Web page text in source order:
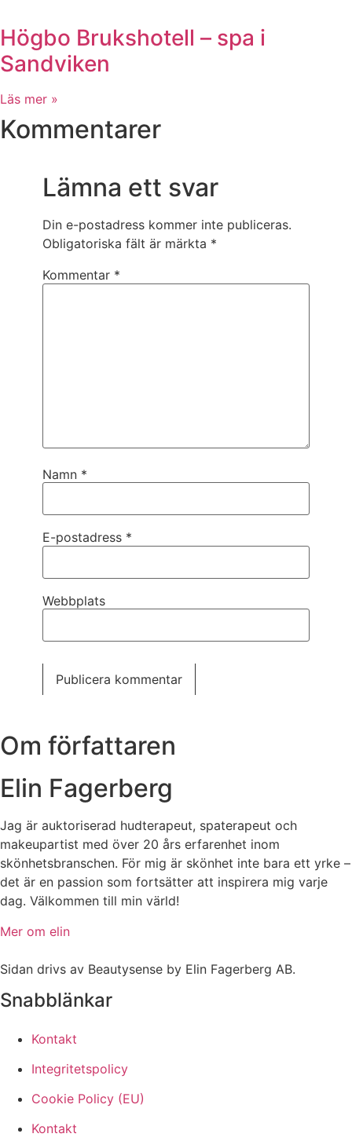
Högbo Brukshotell – spa i
Sandviken
Läs mer »
Kommentarer
Lämna ett svar
Din e-postadress kommer inte publiceras.
Obligatoriska fält är märkta *
Kommentar *
Namn *
E-postadress *
Webbplats
Om författaren
Elin Fagerberg
Jag är auktoriserad hudterapeut, spaterapeut och
makeupartist med över 20 års erfarenhet inom
skönhetsbranschen. För mig är skönhet inte bara ett yrke –
det är en passion som fortsätter att inspirera mig varje
dag. Välkommen till min värld!
Mer om elin
Sidan drivs av Beautysense by Elin Fagerberg AB.
Snabblänkar
Kontakt
Integritetspolicy
Cookie Policy (EU)
Kontakt